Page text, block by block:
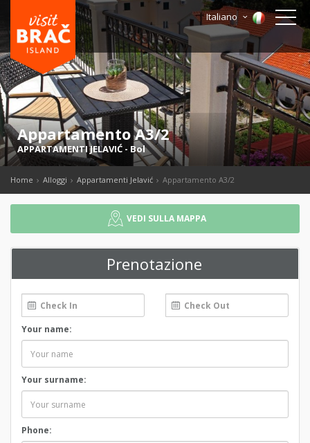
Italiano
Appartamento A3/2
APPARTAMENTI JELAVIĆ - Bol
Home Alloggi Appartamenti Jelavić Appartamento A3/2
VEDI SULLA MAPPA
Prenotazione
Your name:
Your surname:
Phone: